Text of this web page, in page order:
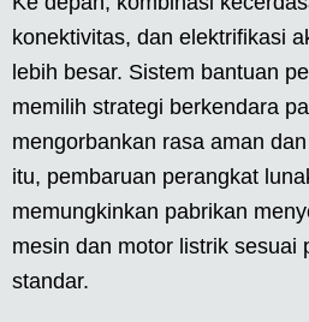
konektivitas, dan elektrifikasi
lebih besar. Sistem bantuan
memilih strategi berkendara
mengorbankan rasa aman
itu, pembaruan perangkat
memungkinkan pabrikan
mesin dan motor listrik sesuai
standar.